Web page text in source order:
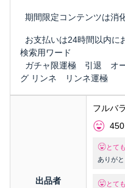
期間限定コンテンツは消
お支払いは24時間以内に
検索用ワード
ガチャ限運極 引退 オー
グ リンネ リンネ運極
出品者
フルバラ
450
とて
ありが
とて